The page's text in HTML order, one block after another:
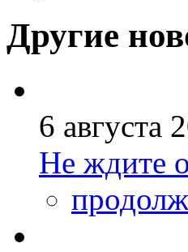
Другие
6 августа
Не ждите